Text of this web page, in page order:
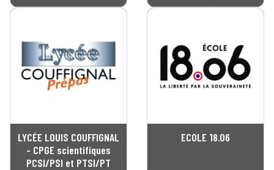
LYCÉE LOUIS COUFFIGNAL
- CPGE scientifiques
PCSI/PSI et PTSI/PT
ECOLE 18.06